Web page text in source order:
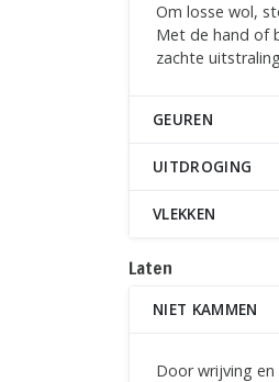
Om losse wol,
Met de hand of
zachte
GEUREN
UITDROGING
VLEKKEN
Laten
NIET KAMMEN
Door wrijving